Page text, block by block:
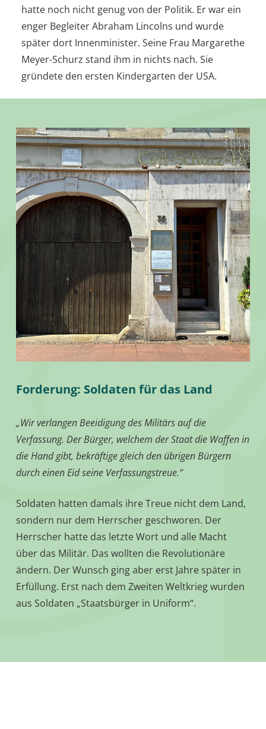
hatte noch nicht genug von der Politik. Er war ein
enger Begleiter Abraham Lincolns und wurde
später dort Innenminister. Seine Frau Margarethe
Meyer-Schurz stand ihm in nichts nach. Sie
gründete den ersten Kindergarten der USA.
Forderung: Soldaten für das Land
„Wir verlangen Beeidigung des Militärs auf die
Verfassung. Der Bürger, welchem der Staat die Waffen in
die Hand gibt, bekräftige gleich den übrigen Bürgern
durch einen Eid seine Verfassungstreue.“
Soldaten hatten damals ihre Treue nicht dem Land,
sondern nur dem Herrscher geschworen. Der
Herrscher hatte das letzte Wort und alle Macht
über das Militär. Das wollten die Revolutionäre
ändern. Der Wunsch ging aber erst Jahre später in
Erfüllung. Erst nach dem Zweiten Weltkrieg wurden
aus Soldaten „Staatsbürger in Uniform“.